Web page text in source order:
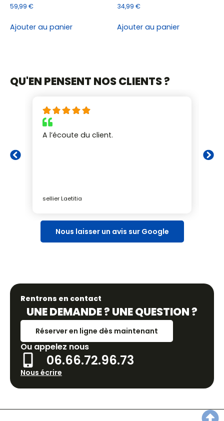
59,99€
Ajouter au panier
34,99 €
Ajouter au panier
QU'EN PENSENT NOS CLIENTS ?
A l’écoute du client.
sellier Laetitia
Nous laisser un avis sur Google
Rentrons en contact
UNE DEMANDE ? UNE QUESTION ?
Réserver en ligne dès maintenant
Ou appelez nous
06.66.72.96.73
Nous écrire